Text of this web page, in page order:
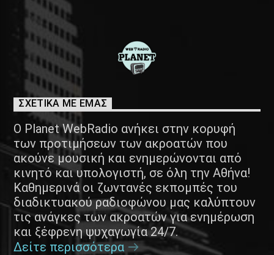
ΣΧΕΤΙΚΑ ΜΕ ΕΜΑΣ
Ο Planet WebRadio ανήκει στην κορυφή
των προτιμήσεων των ακροατών που
ακούνε μουσική και ενημερώνονται από
κινητό και υπολογιστή, σε όλη την Αθήνα!
Καθημερινά οι ζωντανές εκπομπές του
διαδικτυακού ραδιοφώνου μας καλύπτουν
τις ανάγκες των ακροατών για ενημέρωση
και ξέφρενη ψυχαγωγία 24/7.
Δείτε περισσότερα